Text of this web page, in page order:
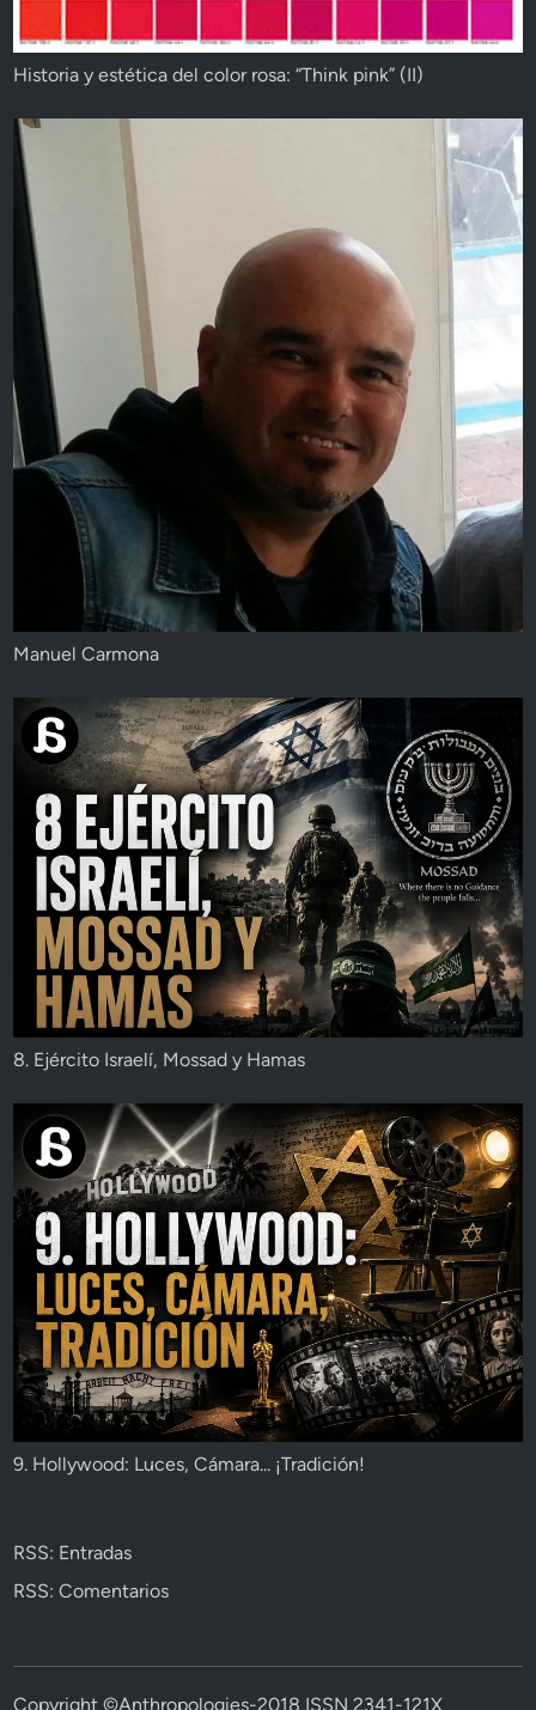
Historia y estética del color rosa: “Think pink” (II)
Manuel Carmona
8. Ejército Israelí, Mossad y Hamas
9. Hollywood: Luces, Cámara... ¡Tradición!
RSS: Entradas
RSS: Comentarios
Copyright ©Anthropologies-2018 ISSN 2341-121X